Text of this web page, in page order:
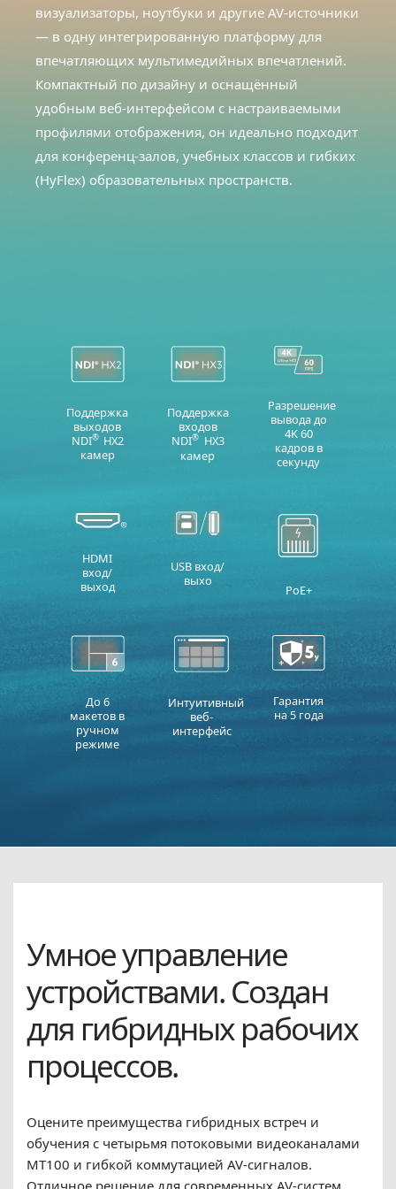
визуализаторы, ноутбуки и другие AV-источники
— в одну интегрированную платформу для
впечатляющих мультимедийных впечатлений.
Компактный по дизайну и оснащённый
удобным веб-интерфейсом с настраиваемыми
профилями отображения, он идеально подходит
для конференц-залов, учебных классов и гибких
(HyFlex) образовательных пространств.
Поддержка
выходов
NDI® HX2
камер
Поддержка
входов
NDI® HX3
камер
Разрешение
вывода до
4K 60
кадров в
секунду
HDMI
вход/
выход
USB вход/
выхо
PoE+
До 6
макетов в
ручном
режиме
Интуитивный
веб-
интерфейс
Гарантия
на 5 года
Умное управление
устройствами. Создан
для гибридных рабочих
процессов.
Оцените преимущества гибридных встреч и
обучения с четырьмя потоковыми видеоканалами
MT100 и гибкой коммутацией AV-сигналов.
Отличное решение для современных AV-систем